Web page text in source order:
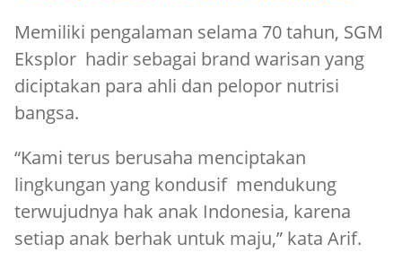
Memiliki pengalaman selama 70 tahun, SGM
Eksplor hadir sebagai brand warisan yang
diciptakan para ahli dan pelopor nutrisi
bangsa.
“Kami terus berusaha menciptakan
lingkungan yang kondusif mendukung
terwujudnya hak anak Indonesia, karena
setiap anak berhak untuk maju,” kata Arif.